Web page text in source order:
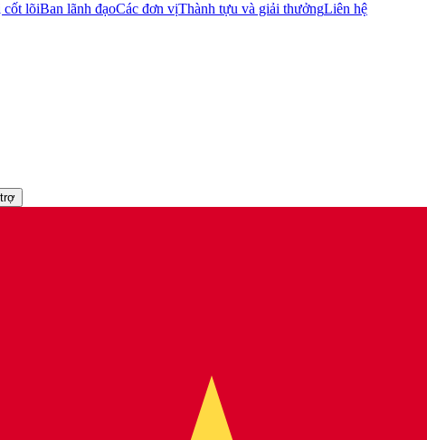
cốt lõiBan lãnh đạoCác đơn vịThành tựu và giải thưởngLiên hệ